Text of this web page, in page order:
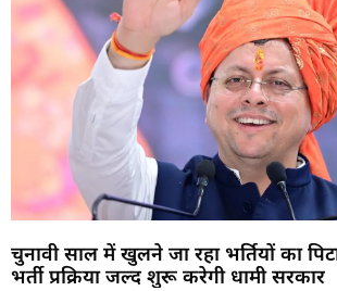
चुनावी साल में खुलने जा रहा भर्तियों का
भर्ती प्रक्रिया जल्द शुरू करेगी धामी सरकार